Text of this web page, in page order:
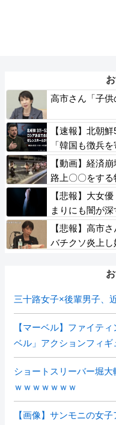
高市さん「子供
【速報】北朝
「韓国も徴兵
【動画】経済
路上〇〇をする
【悲報】大女
まりにも闇が深
【悲報】高市
バチクソ炎上
三十路女子×後輩男子、
【マーベル】ファイテ
ベル」アクションフィギ
ショートスリーバー堀
ｗｗｗｗｗｗｗ
【画像】サンモニの女